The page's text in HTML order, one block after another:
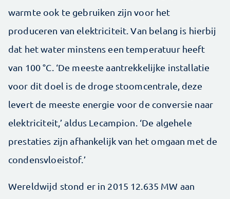
warmte ook te gebruiken zijn voor het
produceren van elektriciteit. Van belang is hierbij
dat het water minstens een temperatuur heeft
van 100 °C. ‘De meeste aantrekkelijke installatie
voor dit doel is de droge stoomcentrale, deze
levert de meeste energie voor de conversie naar
elektriciteit,’ aldus Lecampion. ‘De algehele
prestaties zijn afhankelijk van het omgaan met de
condensvloeistof.’
Wereldwijd stond er in 2015 12.635 MW aan